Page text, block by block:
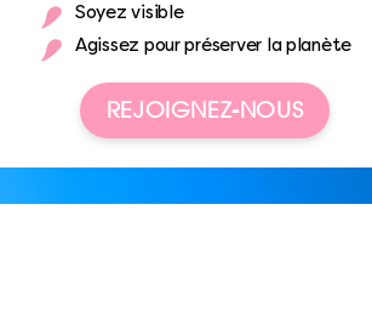
Soyez visible
Agissez pour préserver la planète
REJOIGNEZ-NOUS